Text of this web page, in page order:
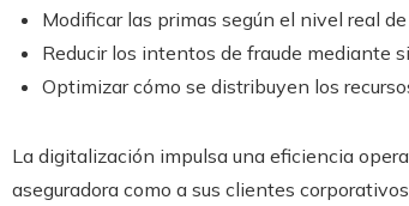
Modificar las primas según el nivel real
Reducir los intentos de fraude mediante
Optimizar cómo se distribuyen los
La digitalización impulsa una eficiencia
aseguradora como a sus clientes